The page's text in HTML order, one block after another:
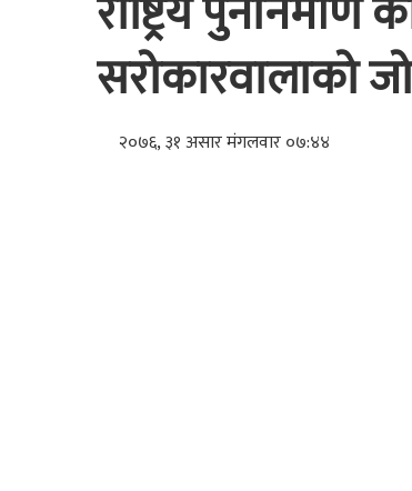
सरोकारवालाको
२०७६, ३१ असार मंगलवार ०७:४४